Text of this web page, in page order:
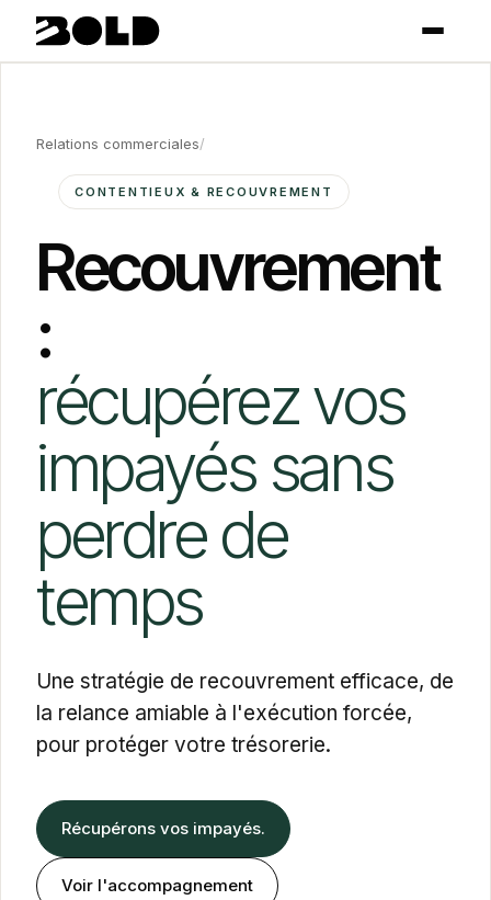
Relations commerciales/
CONTENTIEUX & RECOUVREMENT
Recouvrement
:
récupérez vos
impayés sans
perdre de
temps
Une stratégie de recouvrement efficace, de
la relance amiable à l'exécution forcée,
pour protéger votre trésorerie.
Récupérons vos impayés.
Voir l'accompagnement